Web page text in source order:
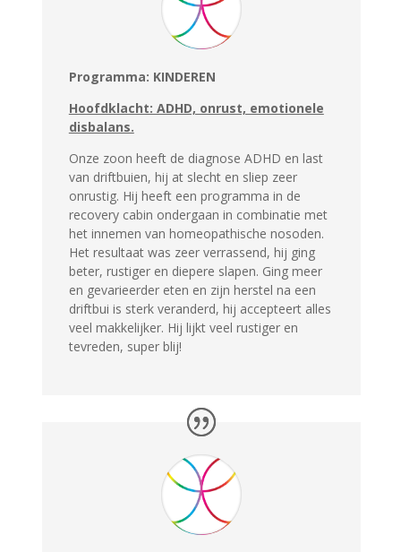
Programma: KINDEREN
Hoofdklacht: ADHD, onrust, emotionele
disbalans.
Onze zoon heeft de diagnose ADHD en last
van driftbuien, hij at slecht en sliep zeer
onrustig. Hij heeft een programma in de
recovery cabin ondergaan in combinatie met
het innemen van homeopathische nosoden.
Het resultaat was zeer verrassend, hij ging
beter, rustiger en diepere slapen. Ging meer
en gevarieerder eten en zijn herstel na een
driftbui is sterk veranderd, hij accepteert alles
veel makkelijker. Hij lijkt veel rustiger en
tevreden, super blij!